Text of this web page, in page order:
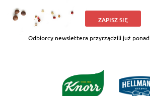
ZAPISZ SIĘ
Odbiorcy newslettera przyrządzili już ponad